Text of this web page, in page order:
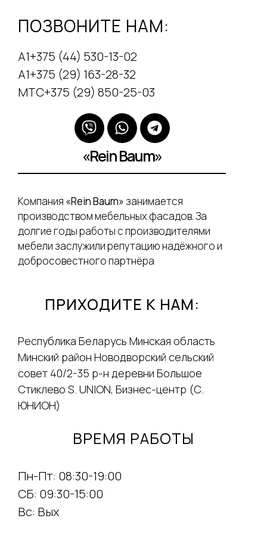
ПОЗВОНИТЕ НАМ:
А1+375 (44) 530-13-02
А1+375 (29) 163-28-32
МТС+375 (29) 850-25-03
«Rein Baum»
Компания «Rein Baum» занимается
производством мебельных фасадов. За
долгие годы работы с производителями
мебели заслужили репутацию надёжного и
добросовестного партнёра
ПРИХОДИТЕ К НАМ:
Республика Беларусь Минская область
Минский район Новодворский сельский
совет 40/2-35 р-н деревни Большое
Стиклево S. UNION, Бизнес-центр (С.
ЮНИОН)
ВРЕМЯ РАБОТЫ
Пн-Пт: 08:30-19:00
СБ: 09:30-15:00
Вс: Вых